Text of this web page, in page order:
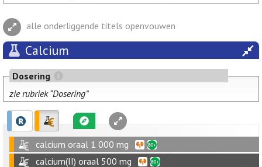
alle onderliggende titels openvouwen
Calcium
Dosering
zie rubriek “Dosering”
calcium oraal 1 000 mg
calcium(II) oraal 500 mg